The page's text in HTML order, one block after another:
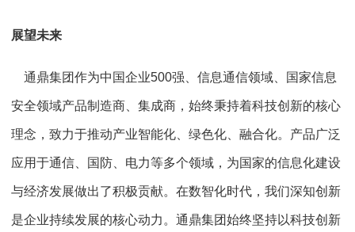
展望未来
通鼎集团作为中国企业500强、信息通信领域、国家信息
安全领域产品制造商、集成商，始终秉持着科技创新的核心
理念，致力于推动产业智能化、绿色化、融合化。产品广泛
应用于通信、国防、电力等多个领域，为国家的信息化建设
与经济发展做出了积极贡献。在数智化时代，我们深知创新
是企业持续发展的核心动力。通鼎集团始终坚持以科技创新